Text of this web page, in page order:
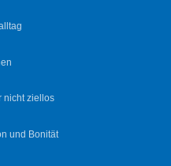
nicht ziellos
und Bonität